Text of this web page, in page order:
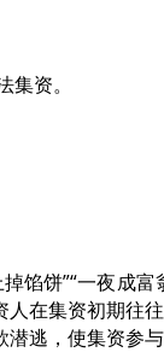
资。
馅饼”“一夜成
在集资初期往
逃，使集资参